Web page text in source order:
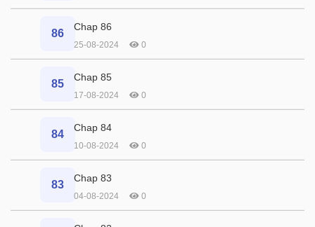
86
Chap 86
25-08-2024 0
85
Chap 85
17-08-2024 0
84
Chap 84
10-08-2024 0
83
Chap 83
04-08-2024 0